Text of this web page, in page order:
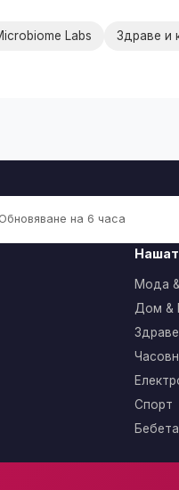
Labs Здраве и
на 6 часа
Мода
Дом &
Спорт